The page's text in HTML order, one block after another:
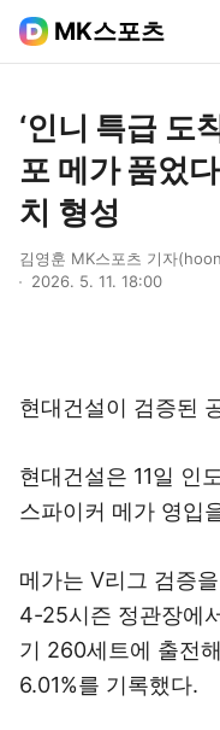
MK스포츠
‘인니 특급 도
포 메가 품었
치 형성
김영훈 MK스포츠 기자
2026. 5. 11. 18:00
현대건설이 검증된
현대건설은 11일 인
스파이커 메가 영입
메가는 V리그 검증
4-25시즌 정관장에
기 260세트에 출전
6.01%를 기록했다.